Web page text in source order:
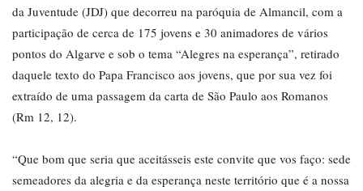
da Juventude (JDJ) que decorreu na paróquia de Almancil, com a
participação de cerca de 175 jovens e 30 animadores de vários
pontos do Algarve e sob o tema “Alegres na esperança”, retirado
daquele texto do Papa Francisco aos jovens, que por sua vez foi
extraído de uma passagem da carta de São Paulo aos Romanos
(Rm 12, 12).
“Que bom que seria que aceitásseis este convite que vos faço: sede
semeadores da alegria e da esperança neste território que é a nossa